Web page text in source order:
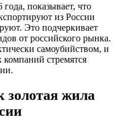
показывает, что
из России
Это подчеркивает
от российского рынка.
самоубийством, и
стремятся
жила